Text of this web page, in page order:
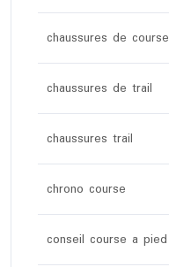
chaussures de course
chaussures de trail
chaussures trail
chrono course
conseil course a pied